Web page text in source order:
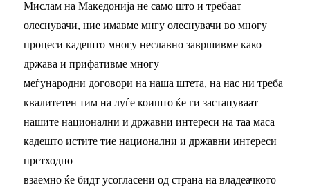
Мислам на Македонија не само што и требаат
олеснувачи, ние имавме мнгу олеснувачи во многу
процеси кадешто многу неславно завршивме како
држава и прифативме многу
меѓународни договори на наша штета, на нас ни треба
квалитетен тим на луѓе коишто ќе ги застапуваат
нашите национални и државни интереси на таа маса
кадешто истите тие национални и државни интереси
претходно
взаемно ќе бидт усогласени од страна на владеачкото